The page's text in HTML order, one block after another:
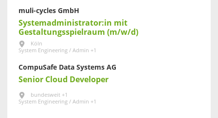
muli-cycles GmbH
Systemadministrator:in mit
Gestaltungsspielraum (m/w/d)
Köln
System Engineering / Admin +1
CompuSafe Data Systems AG
Senior Cloud Developer
bundesweit +1
System Engineering / Admin +1